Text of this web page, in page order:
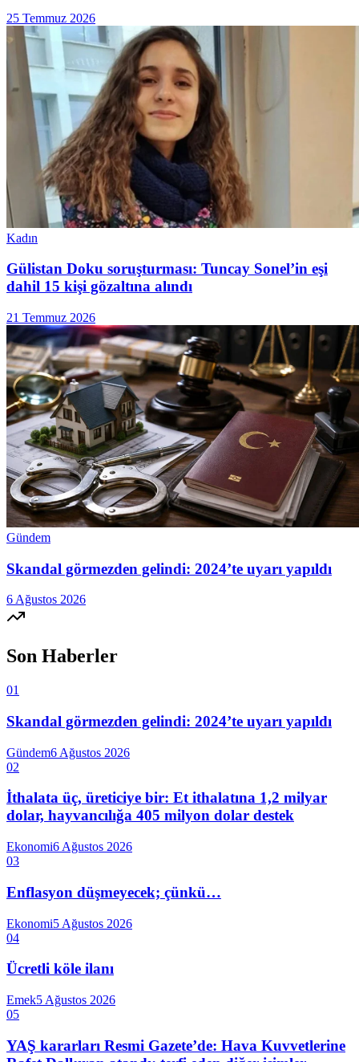
25 Temmuz 2026
Kadın
Gülistan Doku soruşturması: Tuncay Sonel’in eşi
dahil 15 kişi gözaltına alındı
21 Temmuz 2026
Gündem
Skandal görmezden gelindi: 2024’te uyarı yapıldı
6 Ağustos 2026
Son Haberler
01
Skandal görmezden gelindi: 2024’te uyarı yapıldı
Gündem6 Ağustos 2026
02
İthalata üç, üreticiye bir: Et ithalatına 1,2 milyar
dolar, hayvancılığa 405 milyon dolar destek
Ekonomi6 Ağustos 2026
03
Enflasyon düşmeyecek; çünkü…
Ekonomi5 Ağustos 2026
04
Ücretli köle ilanı
Emek5 Ağustos 2026
05
YAŞ kararları Resmi Gazete’de: Hava Kuvvetlerine